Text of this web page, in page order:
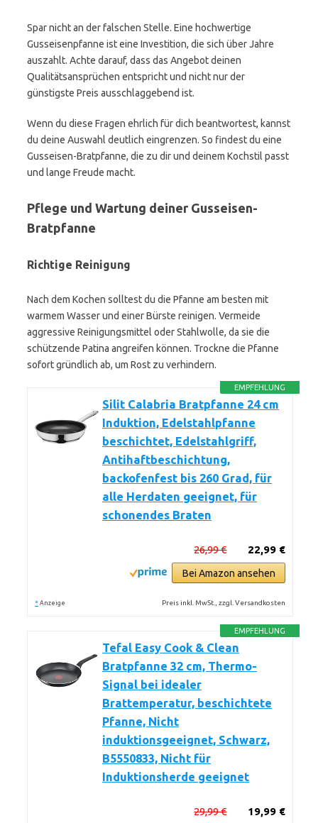
Spar nicht an der falschen Stelle. Eine hochwertige
Gusseisenpfanne ist eine Investition, die sich über Jahre
auszahlt. Achte darauf, dass das Angebot deinen
Qualitätsansprüchen entspricht und nicht nur der
günstigste Preis ausschlaggebend ist.
Wenn du diese Fragen ehrlich für dich beantwortest, kannst
du deine Auswahl deutlich eingrenzen. So findest du eine
Gusseisen-Bratpfanne, die zu dir und deinem Kochstil passt
und lange Freude macht.
Pflege und Wartung deiner Gusseisen-
Bratpfanne
Richtige Reinigung
Nach dem Kochen solltest du die Pfanne am besten mit
warmem Wasser und einer Bürste reinigen. Vermeide
aggressive Reinigungsmittel oder Stahlwolle, da sie die
schützende Patina angreifen können. Trockne die Pfanne
sofort gründlich ab, um Rost zu verhindern.
EMPFEHLUNG
Silit Calabria Bratpfanne 24 cm
Induktion, Edelstahlpfanne
beschichtet, Edelstahlgriff,
Antihaftbeschichtung,
backofenfest bis 260 Grad, für
alle Herdaten geeignet, für
schonendes Braten
22,99 €
26,99 €
Bei Amazon ansehen
* Anzeige Preis inkl. MwSt., zzgl. Versandkosten
EMPFEHLUNG
Tefal Easy Cook & Clean
Bratpfanne 32 cm, Thermo-
Signal bei idealer
Brattemperatur, beschichtete
Pfanne, Nicht
induktionsgeeignet, Schwarz,
B5550833, Nicht für
Induktionsherde geeignet
19,99 €
29,99 €